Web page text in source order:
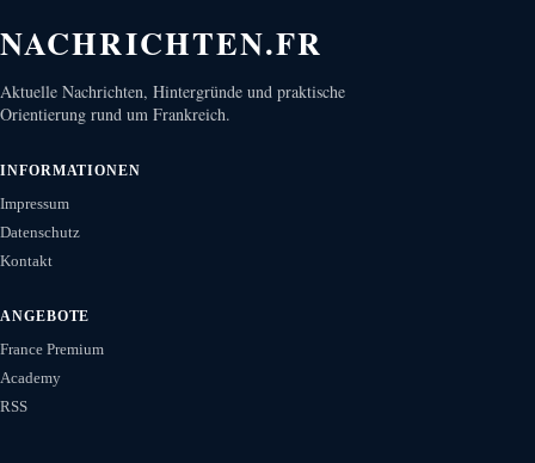
NACHRICHTEN.FR
Aktuelle Nachrichten, Hintergründe und praktische
Orientierung rund um Frankreich.
INFORMATIONEN
Impressum
Datenschutz
Kontakt
ANGEBOTE
France Premium
Academy
RSS